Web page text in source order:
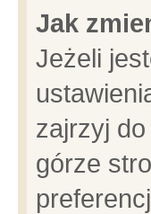
Jak
Jeżeli
zajrzyj
górze